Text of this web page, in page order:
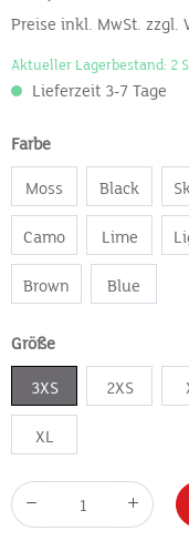
Preise inkl. MwSt. zzgl.
Aktueller Lagerbestand: 2
Lieferzeit 3-7 Tage
Farbe
Moss Black
Camo Lime
Brown Blue
Größe
3XS 2XS
XL